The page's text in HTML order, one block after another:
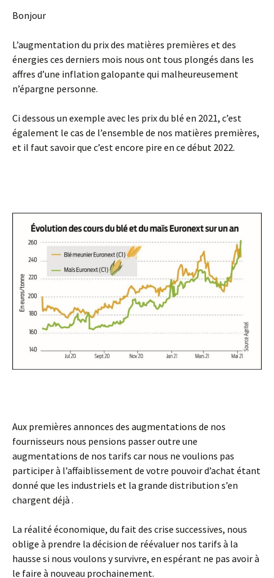
Bonjour
L’augmentation du prix des matières premières et des
énergies ces derniers mois nous ont tous plongés dans les
affres d’une inflation galopante qui malheureusement
n’épargne personne.
Ci dessous un exemple avec les prix du blé en 2021, c’est
également le cas de l’ensemble de nos matières premières,
et il faut savoir que c’est encore pire en ce début 2022.
Aux premières annonces des augmentations de nos
fournisseurs nous pensions passer outre une
augmentations de nos tarifs car nous ne voulions pas
participer à l’affaiblissement de votre pouvoir d’achat étant
donné que les industriels et la grande distribution s’en
chargent déjà .
La réalité économique, du fait des crise successives, nous
oblige à prendre la décision de réévaluer nos tarifs à la
hausse si nous voulons y survivre, en espérant ne pas avoir à
le faire à nouveau prochainement.